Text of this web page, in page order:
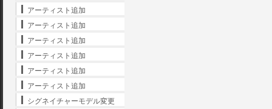
アーティスト追加
アーティスト追加
アーティスト追加
アーティスト追加
アーティスト追加
アーティスト追加
シグネイチャーモデル変更